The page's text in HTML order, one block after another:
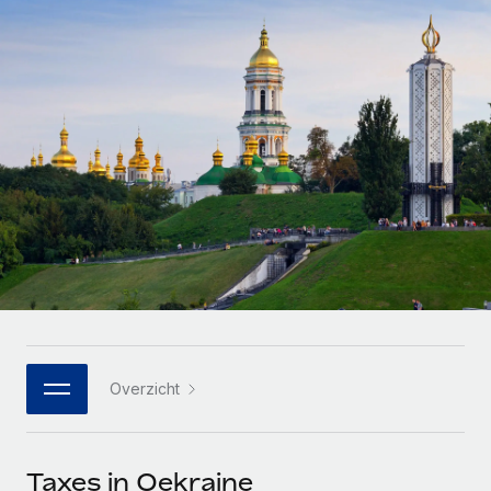
Ingewikkelde HR-taken eenvoudig uitbesteden
INFRASTRUCTUUR
Remote Embedded
HR naadloos in workflows integreren
Platform
Ingebouwde essentiële HR-functies voor je team
Integraties
Flexibele global HR en payroll solutions voor groeiende
bedrijven
Mid-market
Teams uitbreiden met HR solutions op maat
Enterprise
Global HR voor grote bedrijven
WERK MET ONS SAMEN
Strategische technologiepartners
Een partner worden
Betalingscalculator voor zzp'ers
Ontdek valuta-opties en betaalsnelheden voor
LEREN MET REMOTE
Onderzoek en gidsen
Casestudy's
HR-woordenlijst
Checklists en templates
Webinars
Deutsch
Español
Italiano
Português (Portugal)
日本語
한국어
Inloggen
Overzicht
Taxes in Oekraine